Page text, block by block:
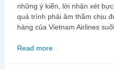
những ý kiến, lời nhận xét
quá trình phải âm thầm chịu
hàng của Vietnam Airlines
Read more